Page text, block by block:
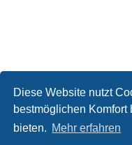
Diese Website nutzt
bestmöglichen Komfort
bieten. Mehr erfahren